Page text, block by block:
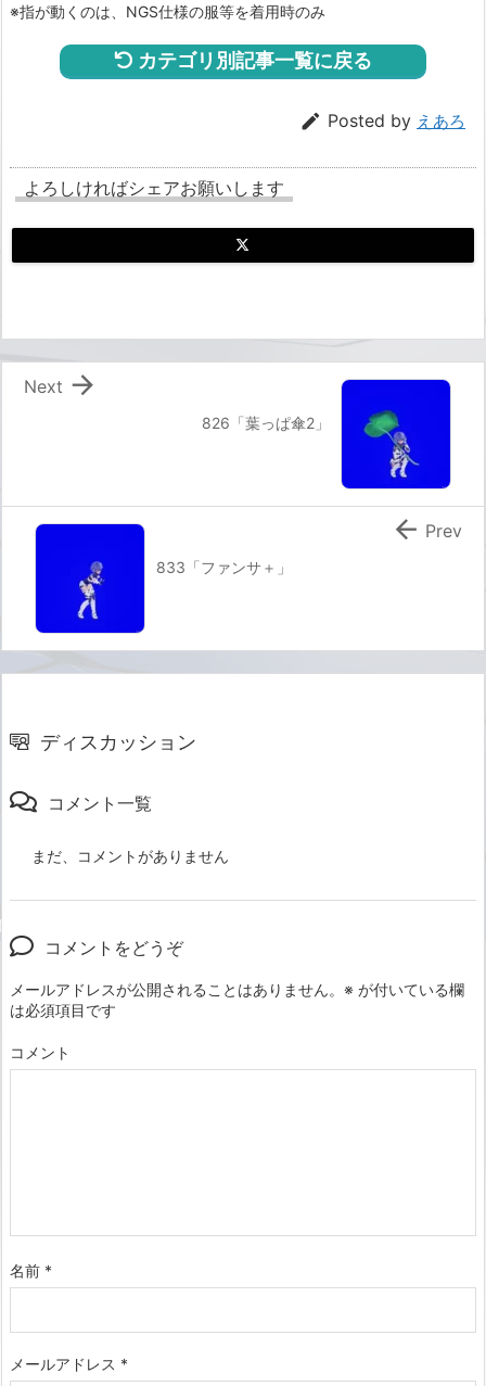
※指が動くのは、NGS仕様の服等を着用時のみ
カテゴリ別記事一覧に戻る
 Posted by えあろ
よろしければシェアお願いします
826「葉っぱ傘2」

Next
833「ファンサ＋」
 Prev
ディスカッション
コメント一覧
まだ、コメントがありません
コメントをどうぞ
メールアドレスが公開されることはありません。 ※ が付いている欄
は必須項目です
コメント
名前 *
メールアドレス *